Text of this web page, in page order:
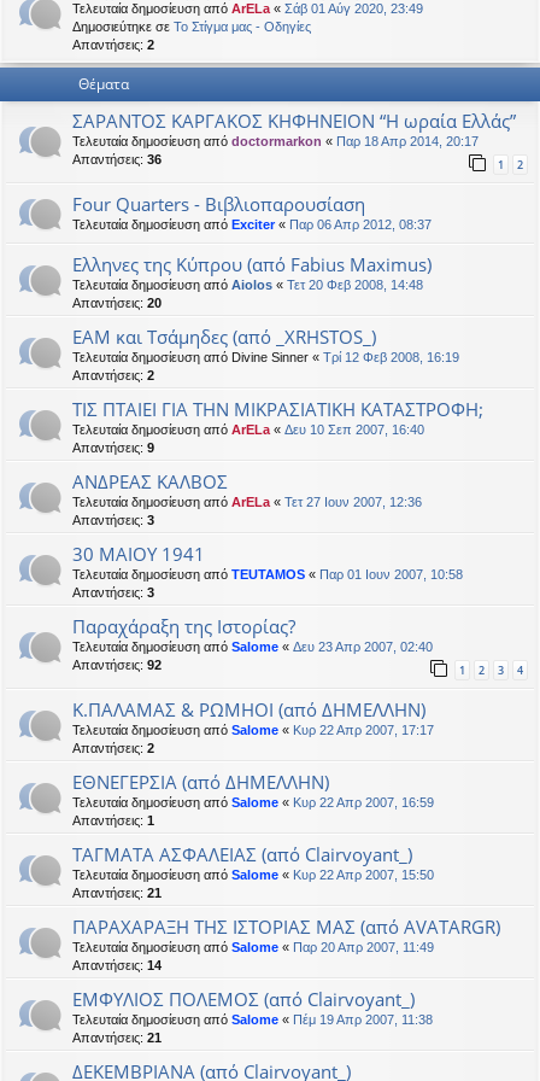
εις
Τελευταία δημοσίευση από ArELa « Σάβ 01 Αύγ 2020, 23:49
Δημοσιεύτηκε σε Το Στίγμα μας - Οδηγίες
Απαντήσεις: 2
Θέματα
ΣΑΡΑΝΤΟΣ ΚΑΡΓΑΚΟΣ ΚΗΦΗΝΕΙΟΝ “Η ωραία Ελλάς”
Τελευταία δημοσίευση από doctormarkon « Παρ 18 Απρ 2014, 20:17
Απαντήσεις: 36 1 2
Four Quarters - Βιβλιοπαρουσίαση
Τελευταία δημοσίευση από Exciter« Παρ 06 Απρ 2012, 08:37
Ελληνες της Κύπρου (από Fabius Maximus)
Τελευταία δημοσίευση από Aiolos « Τετ 20 Φεβ 2008, 14:48
Απαντήσεις: 20
ΕΑΜ και Τσάμηδες (από _XRHSTOS_)
Τελευταία δημοσίευση από Divine Sinner « Τρί 12 Φεβ 2008, 16:19
Απαντήσεις: 2
ΤΙΣ ΠΤΑΙΕΙ ΓΙΑ ΤΗΝ ΜΙΚΡΑΣΙΑΤΙΚΗ ΚΑΤΑΣΤΡΟΦΗ;
Τελευταία δημοσίευση από ArELa « Δευ 10 Σεπ 2007, 16:40
Απαντήσεις: 9
ΑΝΔΡΕΑΣ ΚΑΛΒΟΣ
Τελευταία δημοσίευση από ArELa « Τετ 27 Ιουν 2007, 12:36
Απαντήσεις: 3
30 MAIOY 1941
Τελευταία δημοσίευση από TEUTAMOS « Παρ 01 Ιουν 2007, 10:58
Απαντήσεις: 3
Παραχάραξη της Ιστορίας?
Τελευταία δημοσίευση από Salome « Δευ 23 Απρ 2007, 02:40
Απαντήσεις: 92 1 2 3 4
Κ.ΠΑΛΑΜΑΣ & ΡΩΜΗΟΙ (από ΔΗΜΕΛΛΗΝ)
Τελευταία δημοσίευση από Salome « Κυρ 22 Απρ 2007, 17:17
Απαντήσεις: 2
ΕΘΝΕΓΕΡΣΙΑ (από ΔΗΜΕΛΛΗΝ)
Τελευταία δημοσίευση από Salome « Κυρ 22 Απρ 2007, 16:59
Απαντήσεις: 1
ΤΑΓΜΑΤΑ ΑΣΦΑΛΕΙΑΣ (από Clairvoyant_)
Τελευταία δημοσίευση από Salome « Κυρ 22 Απρ 2007, 15:50
Απαντήσεις: 21
ΠΑΡΑΧΑΡΑΞΗ ΤΗΣ ΙΣΤΟΡΙΑΣ ΜΑΣ (από AVATARGR)
Τελευταία δημοσίευση από Salome « Παρ 20 Απρ 2007, 11:49
Απαντήσεις: 14
ΕΜΦΥΛΙΟΣ ΠΟΛΕΜΟΣ (από Clairvoyant_)
Τελευταία δημοσίευση από Salome « Πέμ 19 Απρ 2007, 11:38
Απαντήσεις: 21
ΔΕΚΕΜΒΡΙΑΝΑ (από Clairvoyant_)